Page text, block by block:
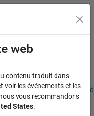
de nos bureaux
du menu
web
contenu traduit dans
voir les événements et les
vous recommandons
States.